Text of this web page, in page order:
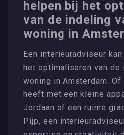
helpen bij het
van de indeling
woning in
Een interieuradviseur
het optimaliseren van de
woning in Amsterdam. Of
heeft met een kleine
Jordaan of een ruime
Pijp, een